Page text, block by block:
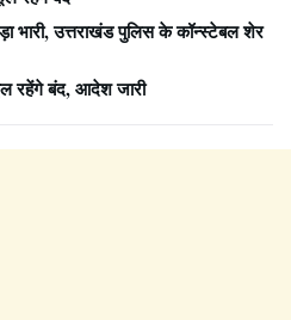
भारी, उत्तराखंड पुलिस के कॉन्स्टेबल शेर
रहेंगे बंद, आदेश जारी